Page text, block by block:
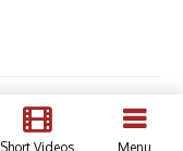
Short Videos Menu